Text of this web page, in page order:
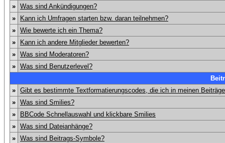
» Was sind Ankündigungen?
»
Kann ich Umfragen starten bzw. daran teilnehmen?
» Wie bewerte ich ein Thema?
»
Kann ich andere Mitglieder bewerten?
» Was sind Moderatoren?
» Was sind Benutzerlevel?
» Gibt es bestimmte Textformatierungscodes, die ich in meinen
» Was sind Smilies?
»
BBCode Schnellauswahl und klickbare Smilies
» Was sind Dateianhänge?
» Was sind Beitrags-Symbole?